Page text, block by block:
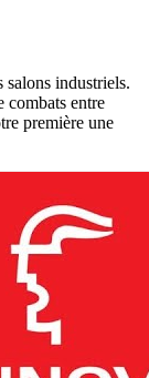
salons industriels.
combats entre
première une